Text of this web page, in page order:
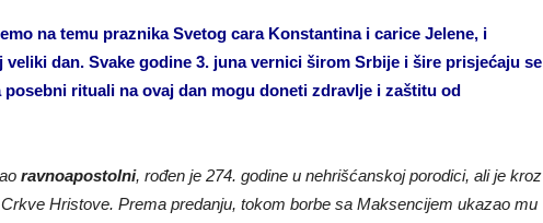
na temu praznika Svetog cara Konstantina i carice Jelene, i
veliki dan. Svake godine 3. juna vernici širom Srbije i šire prisjećaju se
posebni rituali na ovaj dan mogu doneti zdravlje i zaštitu od
ravnoapostolni, rođen je 274. godine u nehrišćanskoj porodici, ali je kroz
Hristove. Prema predanju, tokom borbe sa Maksencijem ukazao mu